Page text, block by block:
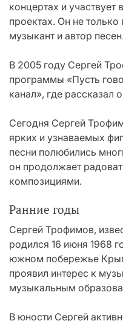
концертах и
проектах. Он не
музыкант и автор
В 2005 году Сергей
программы «Пусть
канал», где рассказал
Сегодня Сергей
ярких и узнаваемых
песни полюбились
он продолжает
композициями.
Ранние годы
Сергей Трофимов,
родился 16 июня 1968
южном побережье
проявил интерес к
музыкальным
В юности Сергей